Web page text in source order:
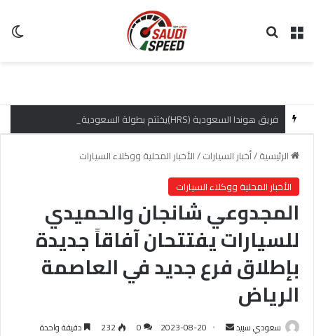
القائمة
الرئيسية/أخبار السيارات/الأخبار المحلية ووكلاء السيارات
الأخبار المحلية ووكلاء السيارات
المجدوعي شانجان والحميدي
للسيارات يفتتحان آفاقاً جديدة
بإطلاق فرع جديد في العاصمة
الرياض
سعودي سبيد 2023-08-20
0
232 دقيقة واحدة